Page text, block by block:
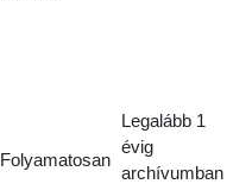
Folyamatosan
Legalább 1
évig
archívumban